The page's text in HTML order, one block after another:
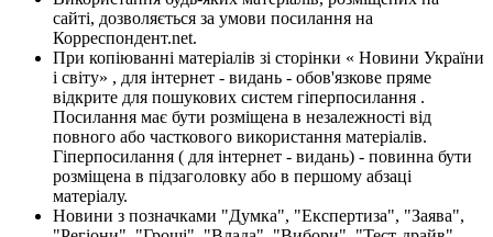
сайті, дозволяється за умови посилання на
Корреспондент.net.
При копіюванні матеріалів зі сторінки « Новини України
і світу» , для інтернет - видань - обов'язкове пряме
відкрите для пошукових систем гіперпосилання .
Посилання має бути розміщена в незалежності від
повного або часткового використання матеріалів.
Гіперпосилання ( для інтернет - видань) - повинна бути
розміщена в підзаголовку або в першому абзаці
матеріалу.
Новини з позначками "Думка", "Експертиза", "Заява",